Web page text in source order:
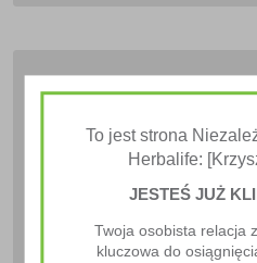
Cennik Klienta
Premium
Cennik
To jest strona
Herbalife:
JESTEŚ JUŻ
Twoja osobista relacja
kluczowa do